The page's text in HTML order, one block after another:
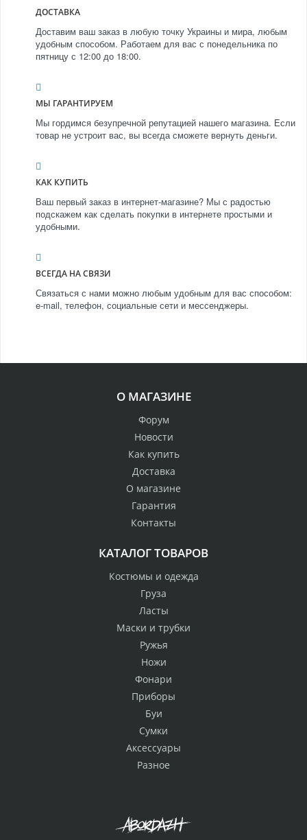
ДОСТАВКА
Доставим ваш заказ в любую точку Украины и мира, любым
удобным способом. Работаем для вас с понедельника по
пятницу с 12:00 до 18:00.
МЫ ГАРАНТИРУЕМ
Мы гордимся безупречной репутацией нашего магазина. Если
товар не устроит вас, вы всегда сможете вернуть деньги.
КАК КУПИТЬ
Ваш первый заказ в интернет-магазине? Мы с радостью
подскажем как сделать покупки в интернете простыми и
удобными.
ВСЕГДА НА СВЯЗИ
Связаться с нами можно любым удобным для вас способом:
e-mail, телефон, социальные сети и мессенджеры.
О МАГАЗИНЕ
Форум
Новости
Как купить
Доставка
О магазине
Гарантия
Контакты
КАТАЛОГ ТОВАРОВ
Костюмы и одежда
Груза
Ласты
Маски и трубки
Ружья
Ножи
Фонари
Приборы
Буи
Сумки
Аксессуары
Разное